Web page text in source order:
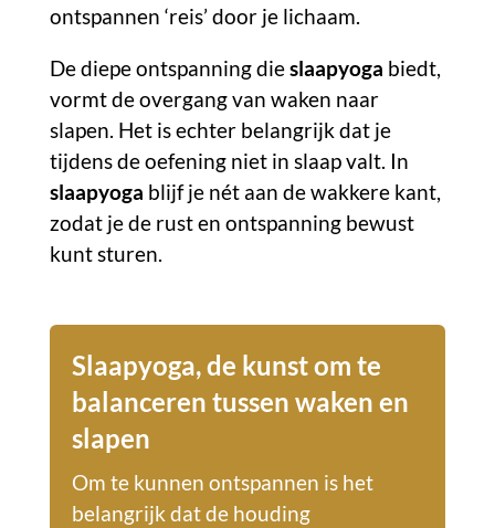
ontspannen ‘reis’ door je lichaam.
De diepe ontspanning dieslaapyoga biedt,
vormt de overgang van waken naar
slapen. Het is echter belangrijk dat je
tijdens de oefening niet in slaap valt. In
slaapyoga blijf je nét aan de wakkere kant,
zodat je de rust en ontspanning bewust
kunt sturen.
Slaapyoga, de kunst om te
balanceren tussen waken en
slapen
Om te kunnen ontspannen is het
belangrijk dat de houding